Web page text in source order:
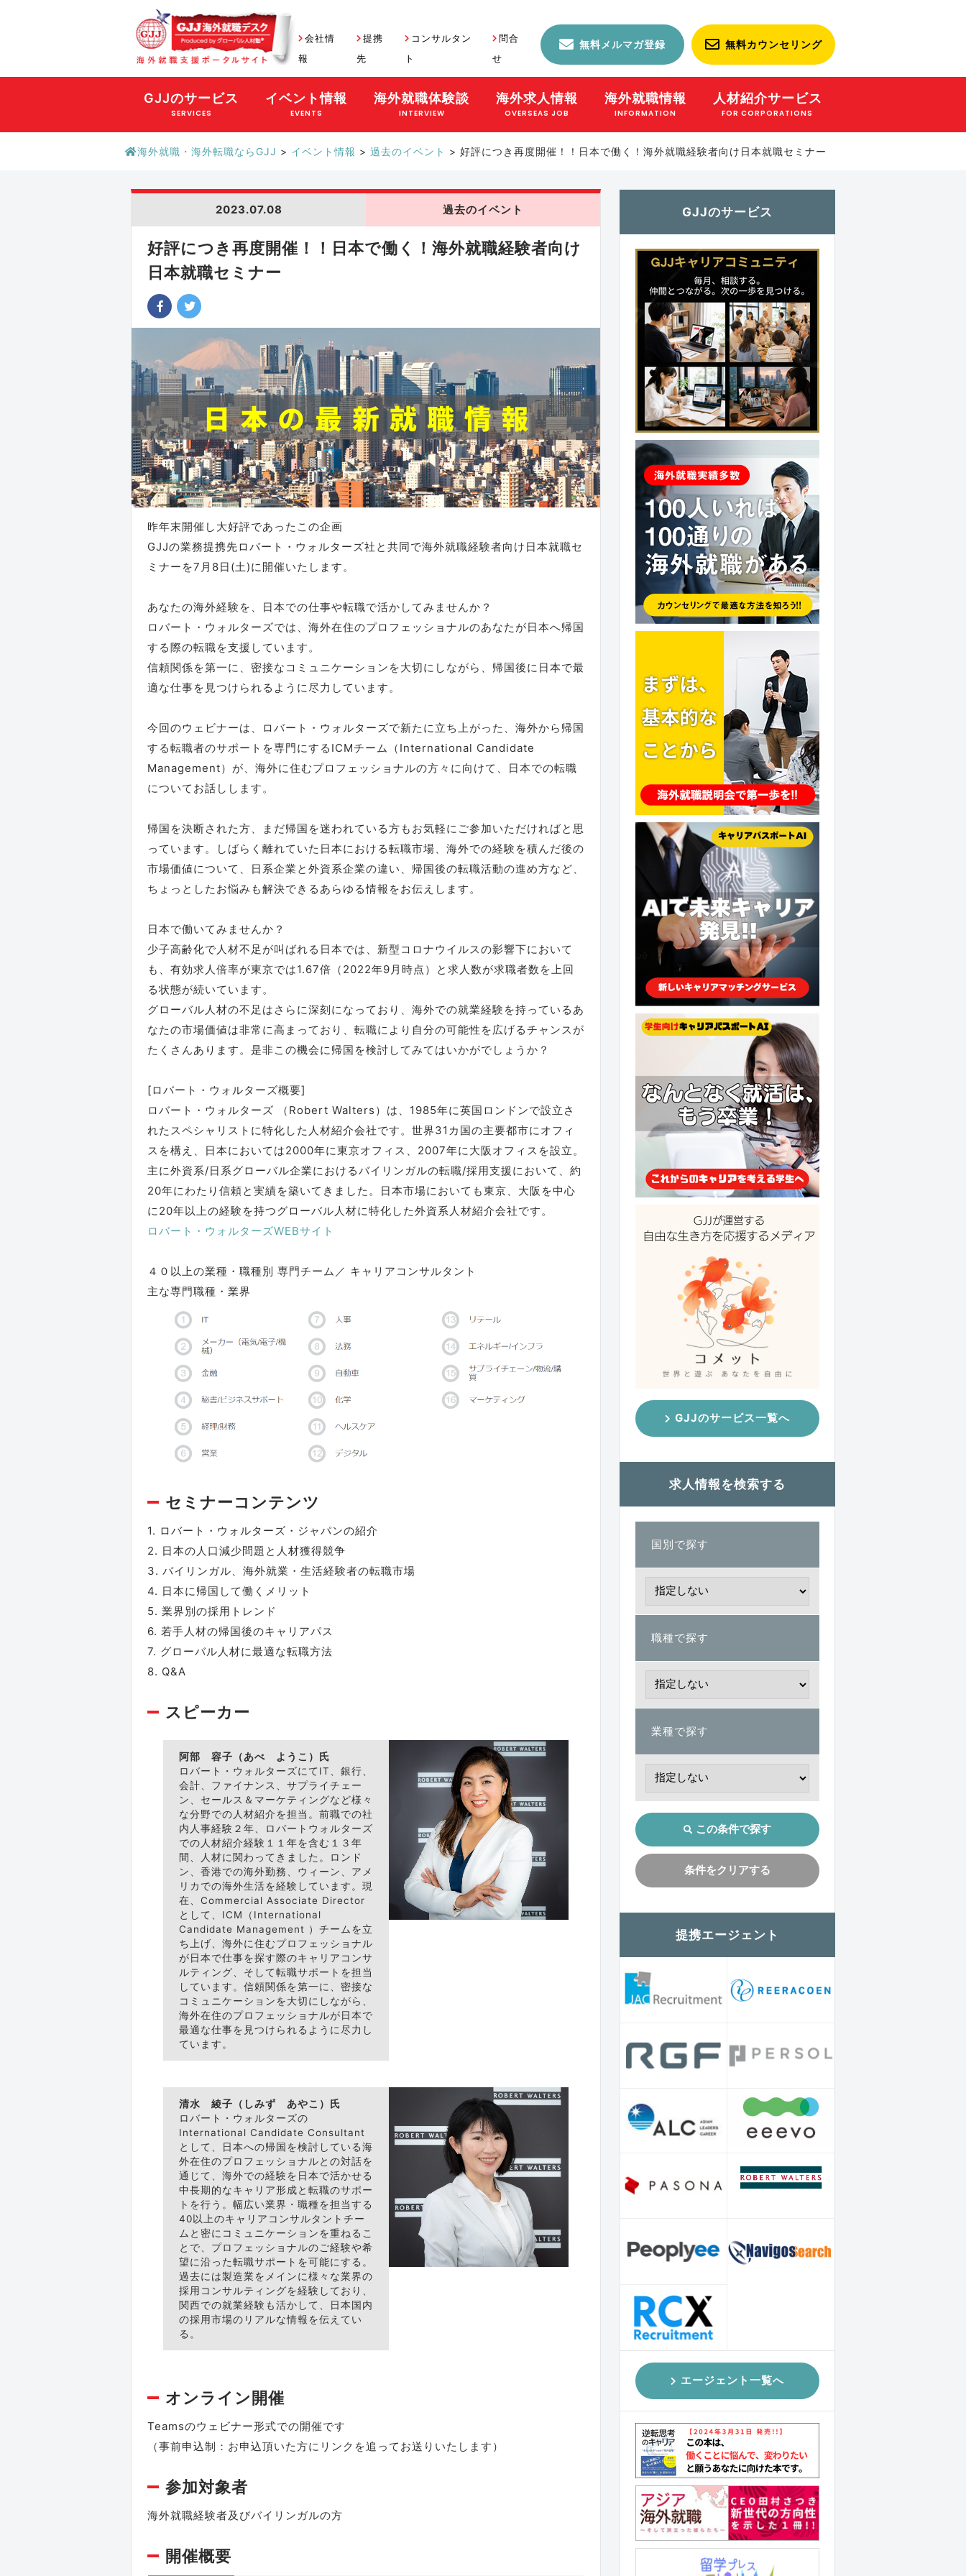
会社情
報
提携
先
コンサルタン
ト
問合
せ
無料メルマガ登録 無料カウンセリング
GJJのサービス
SERVICES
イベント情報
EVENTS
海外就職体験談
INTERVIEW
海外求人情報
OVERSEAS JOB
海外就職情報
INFORMATION
人材紹介サービス
FOR CORPORATIONS
海外就職・海外転職ならGJJ > イベント情報 > 過去のイベント > 好評につき再度開催！！日本で働く！海外就職経験者向け日本就職セミナー
2023.07.08 過去のイベント
好評につき再度開催！！日本で働く！海外就職経験者向け
日本就職セミナー
昨年末開催し大好評であったこの企画
GJJの業務提携先ロバート・ウォルターズ社と共同で海外就職経験者向け日本就職セ
ミナーを7月8日(土)に開催いたします。
あなたの海外経験を、日本での仕事や転職で活かしてみませんか？
ロバート・ウォルターズでは、海外在住のプロフェッショナルのあなたが日本へ帰国
する際の転職を支援しています。
信頼関係を第一に、密接なコミュニケーションを大切にしながら、帰国後に日本で最
適な仕事を見つけられるように尽力しています。
今回のウェビナーは、ロバート・ウォルターズで新たに立ち上がった、海外から帰国
する転職者のサポートを専門にするICMチーム（International Candidate
Management）が、海外に住むプロフェッショナルの方々に向けて、日本での転職
についてお話しします。
帰国を決断された方、まだ帰国を迷われている方もお気軽にご参加いただければと思
っています。しばらく離れていた日本における転職市場、海外での経験を積んだ後の
市場価値について、日系企業と外資系企業の違い、帰国後の転職活動の進め方など、
ちょっとしたお悩みも解決できるあらゆる情報をお伝えします。
日本で働いてみませんか？
少子高齢化で人材不足が叫ばれる日本では、新型コロナウイルスの影響下において
も、有効求人倍率が東京では1.67倍（2022年9月時点）と求人数が求職者数を上回
る状態が続いています。
グローバル人材の不足はさらに深刻になっており、海外での就業経験を持っているあ
なたの市場価値は非常に高まっており、転職により自分の可能性を広げるチャンスが
たくさんあります。是非この機会に帰国を検討してみてはいかがでしょうか？
[ロバート・ウォルターズ概要]
ロバート・ウォルターズ （Robert Walters）は、1985年に英国ロンドンで設立さ
れたスペシャリストに特化した人材紹介会社です。世界31カ国の主要都市にオフィ
スを構え、日本においては2000年に東京オフィス、2007年に大阪オフィスを設立。
主に外資系/日系グローバル企業におけるバイリンガルの転職/採用支援において、約
20年にわたり信頼と実績を築いてきました。日本市場においても東京、大阪を中心
に20年以上の経験を持つグローバル人材に特化した外資系人材紹介会社です。
ロバート・ウォルターズWEBサイト
４０以上の業種・職種別 専門チーム／ キャリアコンサルタント
主な専門職種・業界
セミナーコンテンツ
1. ロバート・ウォルターズ・ジャパンの紹介
2. 日本の人口減少問題と人材獲得競争
3. バイリンガル、海外就業・生活経験者の転職市場
4. 日本に帰国して働くメリット
5. 業界別の採用トレンド
6. 若手人材の帰国後のキャリアパス
7. グローバル人材に最適な転職方法
8. Q&A
スピーカー
阿部 容子（あべ ようこ）氏
ロバート・ウォルターズにてIT、銀行、
会計、ファイナンス、サプライチェー
ン、セールス＆マーケティングなど様々
な分野での人材紹介を担当。前職での社
内人事経験２年、ロバートウォルターズ
での人材紹介経験１１年を含む１３年
間、人材に関わってきました。ロンド
ン、香港での海外勤務、ウィーン、アメ
リカでの海外生活を経験しています。現
在、Commercial Associate Director
として、ICM（International
Candidate Management ）チームを立
ち上げ、海外に住むプロフェッショナル
が日本で仕事を探す際のキャリアコンサ
ルティング、そして転職サポートを担当
しています。信頼関係を第一に、密接な
コミュニケーションを大切にしながら、
海外在住のプロフェッショナルが日本で
最適な仕事を見つけられるように尽力し
ています。
清水 綾子（しみず あやこ）氏
ロバート・ウォルターズの
International Candidate Consultant
として、日本への帰国を検討している海
外在住のプロフェッショナルとの対話を
通じて、海外での経験を日本で活かせる
中長期的なキャリア形成と転職のサポー
トを行う。幅広い業界・職種を担当する
40以上のキャリアコンサルタントチー
ムと密にコミュニケーションを重ねるこ
とで、プロフェッショナルのご経験や希
望に沿った転職サポートを可能にする。
過去には製造業をメインに様々な業界の
採用コンサルティングを経験しており、
関西での就業経験も活かして、日本国内
の採用市場のリアルな情報を伝えてい
る。
オンライン開催
Teamsのウェビナー形式での開催です
（事前申込制：お申込頂いた方にリンクを追ってお送りいたします）
参加対象者
海外就職経験者及びバイリンガルの方
開催概要
GJJのサービス
GJJのサービス一覧へ
求人情報を検索する
国別で探す
職種で探す
業種で探す
この条件で探す
条件をクリアする
提携エージェント
エージェント一覧へ